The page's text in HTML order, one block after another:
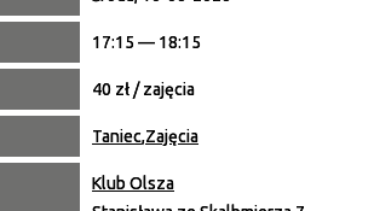
17:15 — 18:15
40 zł / zajęcia
Taniec,Zajęcia
Klub Olsza